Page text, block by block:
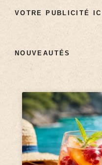
VOTRE PUBLICITÉ ICI
NOUVEAUTÉS